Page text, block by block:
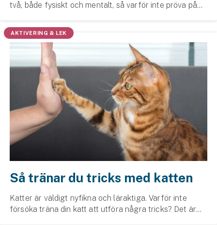
Djur
Hundförsäkring
Jakthundsförsäkring
Kattförsäkring
Djurförsäkring
Hem & hus
Hemförsäkring
Bostadsrättsförsäkring
Hyresrättsförsäkring
två, både fysiskt och mentalt, så varför inte pröva på
AKTIVERING & LEK
Så tränar du tricks med katten
Katter är väldigt nyfikna och läraktiga. Varför inte
försöka träna din katt att utföra några tricks? Det är